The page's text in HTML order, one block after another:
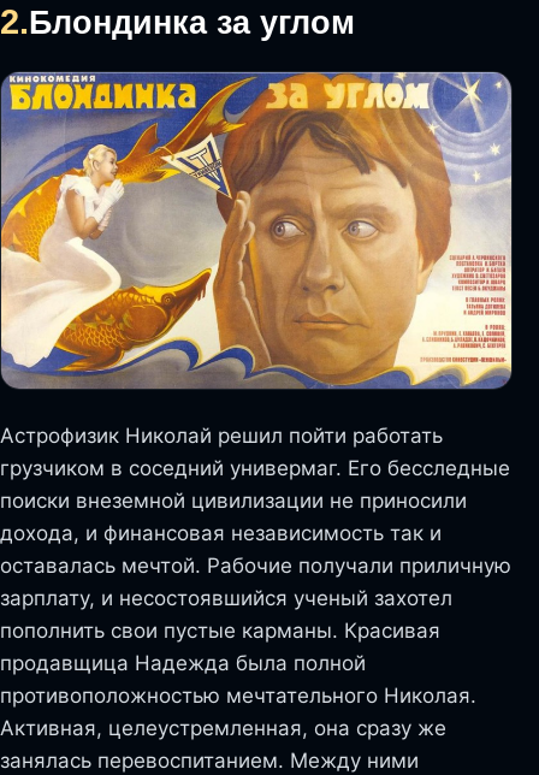
2.Блондинка за углом
Астрофизик Николай решил пойти работать
грузчиком в соседний универмаг. Его бесследные
поиски внеземной цивилизации не приносили
дохода, и финансовая независимость так и
оставалась мечтой. Рабочие получали приличную
зарплату, и несостоявшийся ученый захотел
пополнить свои пустые карманы. Красивая
продавщица Надежда была полной
противоположностью мечтательного Николая.
Активная, целеустремленная, она сразу же
занялась перевоспитанием. Между ними